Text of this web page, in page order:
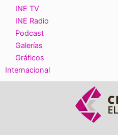
INE TV
INE Radio
Podcast
Galerías
Gráficos
Internacional